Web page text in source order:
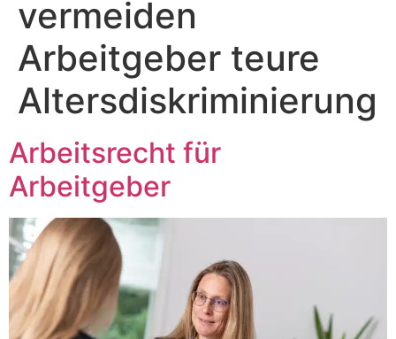
vermeiden
Arbeitgeber teure
Altersdiskriminierung
Arbeitsrecht für
Arbeitgeber